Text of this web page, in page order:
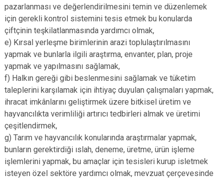
pazarlanması ve değerlendirilmesini temin ve düzenlemek
için gerekli kontrol sistemini tesis etmek bu konularda
çiftçinin teşkilatlanmasında yardımcı olmak,
e) Kırsal yerleşme birimlerinin arazi toplulaştırılmasını
yapmak ve bunlarla ilgili araştırma, envanter, plan, proje
yapmak ve yapılmasını sağlamak,
f) Halkın gereği gibi beslenmesini sağlamak ve tüketim
taleplerini karşılamak için ihtiyaç duyulan çalışmaları yapmak,
ihracat imkânlarını geliştirmek üzere bitkisel üretim ve
hayvancılıkta verimliliği artırıcı tedbirleri almak ve üretimi
çeşitlendirmek,
g) Tarım ve hayvancılık konularında araştırmalar yapmak,
bunların gerektirdiği ıslah, deneme, üretme, ürün işleme
işlemlerini yapmak, bu amaçlar için tesisleri kurup isletmek
isteyen özel sektöre yardımcı olmak, mevzuat çerçevesinde